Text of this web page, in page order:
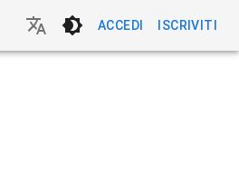
ACCEDI ISCRIVITI